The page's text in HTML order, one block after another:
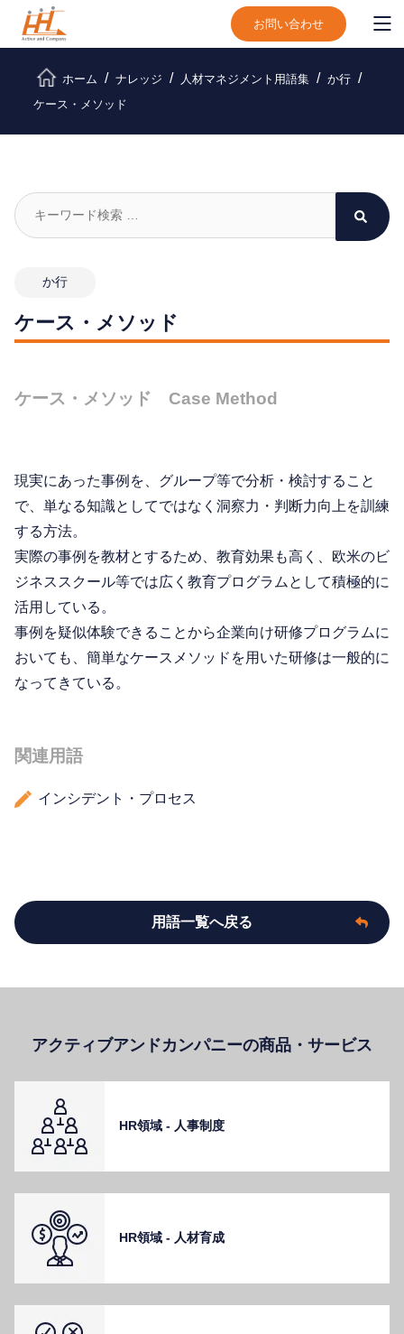
お問い合わせ
ホーム ナレッジ 人材マネジメント用語集
か行
ケース・メソッド
か行
ケース・メソッド
ケース・メソッド Case Method
現実にあった事例を、グループ等で分析・検討すること
で、単なる知識としてではなく洞察力・判断力向上を訓練
する方法。
実際の事例を教材とするため、教育効果も高く、欧米のビ
ジネススクール等では広く教育プログラムとして積極的に
活用している。
事例を疑似体験できることから企業向け研修プログラムに
おいても、簡単なケースメソッドを用いた研修は一般的に
なってきている。
関連用語
インシデント・プロセス
用語一覧へ戻る
アクティブアンドカンパニーの商品・サービス
HR領域 - ⼈事制度
HR領域 - ⼈材育成